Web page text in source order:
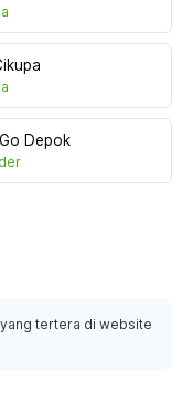
Depok
tertera di website